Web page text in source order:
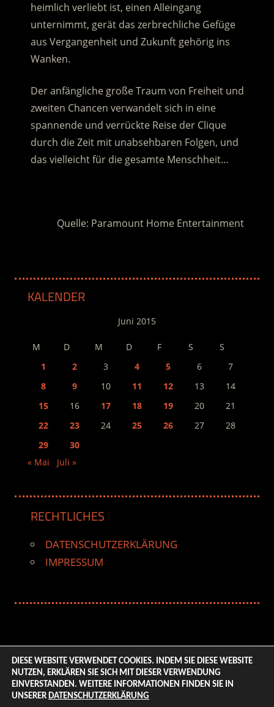
heimlich verliebt ist, einen Alleingang
unternimmt, gerät das zerbrechliche Gefüge
aus Vergangenheit und Zukunft gehörig ins
Wanken.
Der anfängliche große Traum von Freiheit und
zweiten Chancen verwandelt sich in eine
spannende und verrückte Reise der Clique
durch die Zeit mit unabsehbaren Folgen, und
das vielleicht für die gesamte Menschheit…
Quelle: Paramount Home Entertainment
KALENDER
Juni 2015
M D M D F S
S
1
2 3 4 5 6
7
8
9 10 11 12 13
14
15
16 17 18 19 20
21
22
23 24 25 26 27
28
29
30
« Mai
Juli »
RECHTLICHES
DATENSCHUTZERKLÄRUNG
IMPRESSUM
© 2026 ENTERTAINMENT BASE – Life & Style Magazine.
All Rights Reserved. | Based on
DIESE WEBSITE VERWENDET COOKIES. INDEM SIE DIESE WEBSITE
NUTZEN, ERKLÄREN SIE SICH MIT DIESER VERWENDUNG
EINVERSTANDEN. WEITERE INFORMATIONEN FINDEN SIE IN
UNSERER DATENSCHUTZERKLÄRUNG